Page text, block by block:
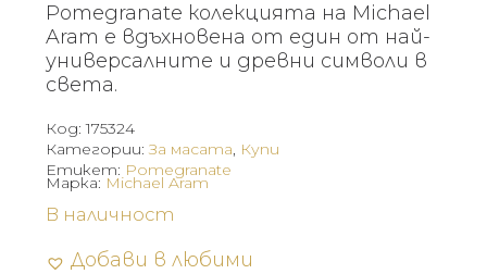
Pomegranate колекцията на Michael
Aram е вдъхновена от един от най-
универсалните и древни символи в
света.
Код:175324
Категории:За масата, Купи
Етикет: Pomegranate
В наличност
Добави в любими
Марка: Michael Aram